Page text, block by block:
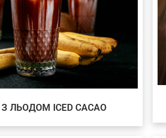
ЛЬОДОМ ICED CACAO